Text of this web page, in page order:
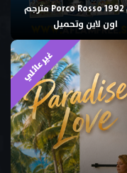
فيلم Porco Rosso 1992 مترجم
اون لاين وتحميل
غير عائلي